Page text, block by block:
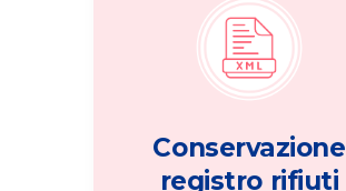
Conservazione
registro rifiuti